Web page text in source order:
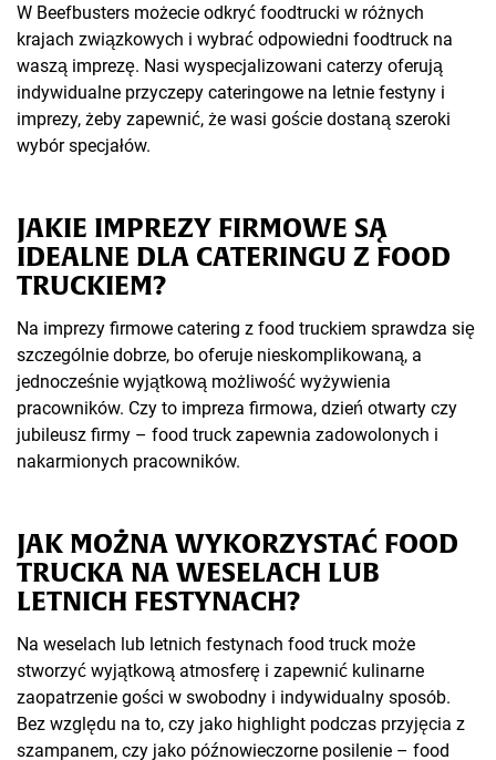
W Beefbusters możecie odkryć foodtrucki w różnych
krajach związkowych i wybrać odpowiedni foodtruck na
waszą imprezę. Nasi wyspecjalizowani caterzy oferują
indywidualne przyczepy cateringowe na letnie festyny i
imprezy, żeby zapewnić, że wasi goście dostaną szeroki
wybór specjałów.
JAKIE IMPREZY FIRMOWE SĄ
IDEALNE DLA CATERINGU Z FOOD
TRUCKIEM?
Na imprezy firmowe catering z food truckiem sprawdza się
szczególnie dobrze, bo oferuje nieskomplikowaną, a
jednocześnie wyjątkową możliwość wyżywienia
pracowników. Czy to impreza firmowa, dzień otwarty czy
jubileusz firmy – food truck zapewnia zadowolonych i
nakarmionych pracowników.
JAK MOŻNA WYKORZYSTAĆ FOOD
TRUCKA NA WESELACH LUB
LETNICH FESTYNACH?
Na weselach lub letnich festynach food truck może
stworzyć wyjątkową atmosferę i zapewnić kulinarne
zaopatrzenie gości w swobodny i indywidualny sposób.
Bez względu na to, czy jako highlight podczas przyjęcia z
szampanem, czy jako późnowieczorne posilenie – food